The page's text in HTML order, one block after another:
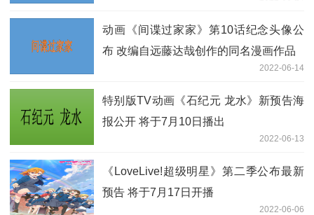
动画《间谍过家家》第10话纪念头像公
布 改编自远藤达哉创作的同名漫画作品
2022-06-14
特别版TV动画《石纪元 龙水》新预告海
报公开 将于7月10日播出
2022-06-13
《LoveLive!超级明星》第二季公布最新
预告 将于7月17日开播
2022-06-06